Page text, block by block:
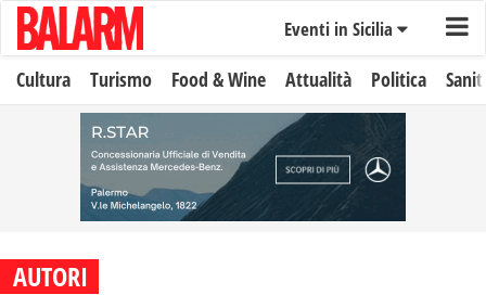
Eventi in Sicilia
Cultura Turismo Food & Wine Attualità Politica
AUTORI